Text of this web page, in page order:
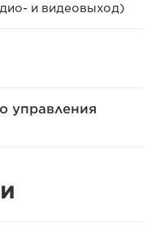
и видеовыход)
управления